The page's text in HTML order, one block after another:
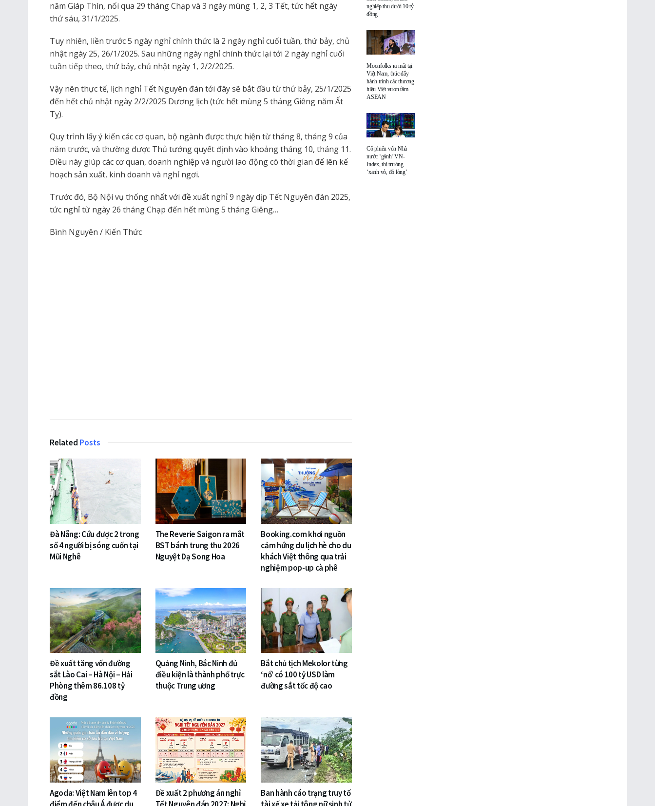
năm Giáp Thìn, nối qua 29 tháng Chạp và 3 ngày mùng 1, 2, 3 Tết, tức hết ngày
thứ sáu, 31/1/2025.
Tuy nhiên, liền trước 5 ngày nghỉ chính thức là 2 ngày nghỉ cuối tuần, thứ bảy, chủ
nhật ngày 25, 26/1/2025. Sau những ngày nghỉ chính thức lại tới 2 ngày nghỉ cuối
tuần tiếp theo, thứ bảy, chủ nhật ngày 1, 2/2/2025.
Vậy nên thực tế, lịch nghỉ Tết Nguyên đán tới đây sẽ bắt đầu từ thứ bảy, 25/1/2025
đến hết chủ nhật ngày 2/2/2025 Dương lịch (tức hết mùng 5 tháng Giêng năm Ất
Tỵ).
Quy trình lấy ý kiến các cơ quan, bộ ngành được thực hiện từ tháng 8, tháng 9 của
năm trước, và thường được Thủ tướng quyết định vào khoảng tháng 10, tháng 11.
Điều này giúp các cơ quan, doanh nghiệp và người lao động có thời gian để lên kế
hoạch sản xuất, kinh doanh và nghỉ ngơi.
Trước đó, Bộ Nội vụ thống nhất với đề xuất nghỉ 9 ngày dịp Tết Nguyên đán 2025,
tức nghỉ từ ngày 26 tháng Chạp đến hết mùng 5 tháng Giêng…
Bình Nguyên / Kiến Thức
Related Posts
Đà Nẵng: Cứu được 2 trong
số 4 người bị sóng cuốn tại
Mũi Nghê
The Reverie Saigon ra mắt
BST bánh trung thu 2026
Nguyệt Dạ Song Hoa
Booking.com khơi nguồn
cảm hứng du lịch hè cho du
khách Việt thông qua trải
nghiệm pop-up cà phê
Đề xuất tăng vốn đường
sắt Lào Cai – Hà Nội – Hải
Phòng thêm 86.108 tỷ
đồng
Quảng Ninh, Bắc Ninh đủ
điều kiện là thành phố trực
thuộc Trung ương
Bắt chủ tịch Mekolor từng
‘nổ’ có 100 tỷ USD làm
đường sắt tốc độ cao
Agoda: Việt Nam lên top 4
Đề xuất 2 phương án nghỉ
Ban hành cáo trạng truy tố
nghiệp thu dưới 10 tỷ
đồng
Moonfolks ra mắt tại
Việt Nam, thúc đẩy
hành trình các thương
hiệu Việt vươn tầm
ASEAN
Cổ phiếu vốn Nhà
nước ‘gánh’ VN-
Index, thị trường
‘xanh vỏ, đỏ lòng’